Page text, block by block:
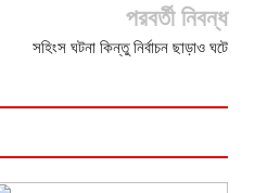
পরবর্তী নিবন্ধ
সহিংস ঘটনা কিন্তু নির্বাচন ছাড়াও ঘটে